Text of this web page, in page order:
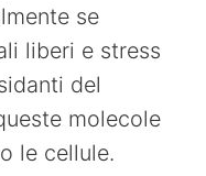
se
liberi e stress
del
molecole
le cellule.